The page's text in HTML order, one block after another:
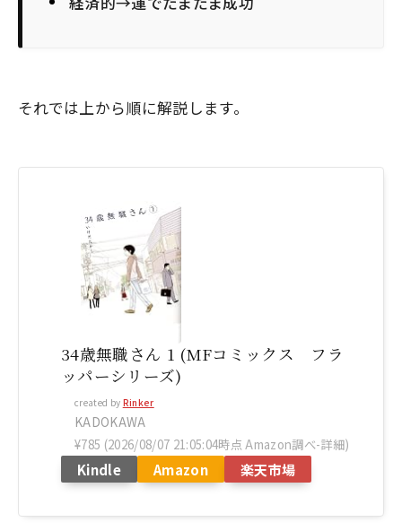
それでは上から順に解説します。
34歳無職さん 1 (MFコミックス フラ
ッパーシリーズ)
created by Rinker
KADOKAWA
¥785 (2026/08/07 21:05:04時点 Amazon調べ-詳細)
Kindle Amazon 楽天市場